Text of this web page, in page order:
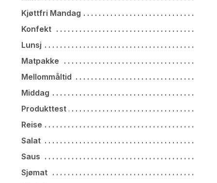
Kjøttfri Mandag
Konfekt
Lunsj
Matpakke
Mellommåltid
Middag
Produkttest
Reise
Salat
Saus
Sjømat